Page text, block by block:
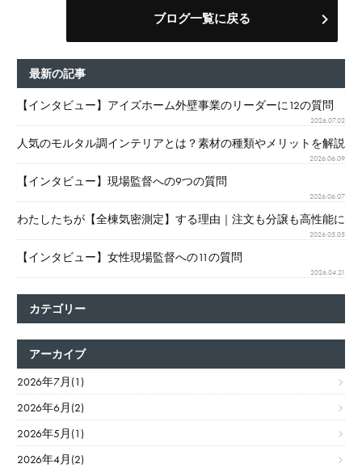
ブログ一覧に戻る
最新の記事
【インタビュー】アイズホーム外壁事業のリーダーに12の質問
2026.07.02
人気のモルタル調インテリアとは？素材の種類やメリットを解説
2026.06.09
【インタビュー】現場監督への9つの質問
2026.06.07
わたしたちが【全棟気密測定】する理由｜注文も分譲も高性能に
2026.05.05
【インタビュー】女性現場監督への11の質問
2026.04.21
カテゴリー
アーカイブ
2026年7月(1)
2026年6月(2)
2026年5月(1)
2026年4月(2)